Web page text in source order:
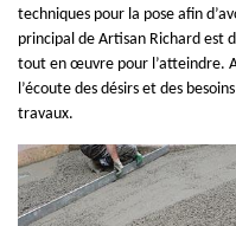
techniques pour la pose afin
principal de Artisan Richard est
tout en œuvre pour l’atteindre.
l’écoute des désirs et des
travaux.